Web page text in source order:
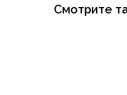
Смотрите